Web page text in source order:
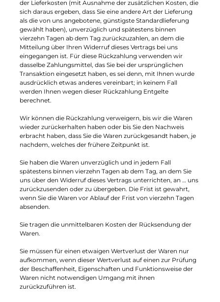
der Lieferkosten (mit Ausnahme der zusätzlichen Kosten, die
sich daraus ergeben, dass Sie eine andere Art der Lieferung
als die von uns angebotene, günstigste Standardlieferung
gewählt haben), unverzüglich und spätestens binnen
vierzehn Tagen ab dem Tag zurückzuzahlen, an dem die
Mitteilung über Ihren Widerruf dieses Vertrags bei uns
eingegangen ist. Für diese Rückzahlung verwenden wir
dasselbe Zahlungsmittel, das Sie bei der ursprünglichen
Transaktion eingesetzt haben, es sei denn, mit Ihnen wurde
ausdrücklich etwas anderes vereinbart; in keinem Fall
werden Ihnen wegen dieser Rückzahlung Entgelte
berechnet.
Wir können die Rückzahlung verweigern, bis wir die Waren
wieder zurückerhalten haben oder bis Sie den Nachweis
erbracht haben, dass Sie die Waren zurückgesandt haben, je
nachdem, welches der frühere Zeitpunkt ist.
Sie haben die Waren unverzüglich und in jedem Fall
spätestens binnen vierzehn Tagen ab dem Tag, an dem Sie
uns über den Widerruf dieses Vertrags unterrichten, an … uns
zurückzusenden oder zu übergeben. Die Frist ist gewahrt,
wenn Sie die Waren vor Ablauf der Frist von vierzehn Tagen
absenden.
Sie tragen die unmittelbaren Kosten der Rücksendung der
Waren.
Sie müssen für einen etwaigen Wertverlust der Waren nur
aufkommen, wenn dieser Wertverlust auf einen zur Prüfung
der Beschaffenheit, Eigenschaften und Funktionsweise der
Waren nicht notwendigen Umgang mit ihnen
zurückzuführen ist.